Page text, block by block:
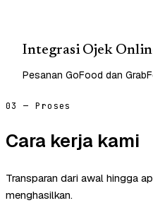
Integrasi Ojek
Pesanan GoFood dan
03 — Proses
Cara kerja kami
Transparan dari awal hingga
menghasilkan.